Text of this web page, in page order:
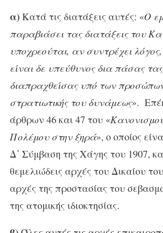
α)Κατά τις διατάξεις αυτές: «Ο
παραβιάσει τας διατάξεις του
υποχρεούται, αν συντρέχει
είναι δε υπεύθυνος δια πάσας
διαπραχθείσας υπό των
στρατιωτικής του δυνάμεως».
άρθρων 46 και 47 του «
Πολέμου στην ξηρά», ο οποίος
Δ΄ Σύμβαση της Χάγης του 1907,
θεμελιώδεις αρχές του Δικαίου
αρχές της προστασίας του
της ατομικής ιδιοκτησίας.